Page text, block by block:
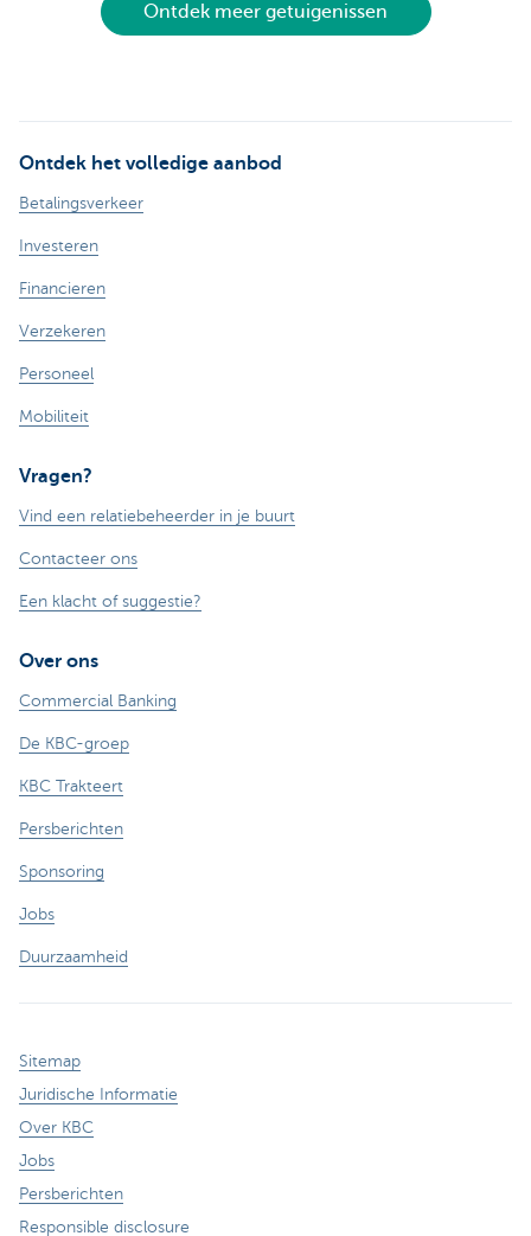
Ontdek meer getuigenissen
Ontdek het volledige aanbod
Betalingsverkeer
Investeren
Financieren
Verzekeren
Personeel
Mobiliteit
Vragen?
Vind een relatiebeheerder in je buurt
Contacteer ons
Een klacht of suggestie?
Over ons
Commercial Banking
De KBC-groep
KBC Trakteert
Persberichten
Sponsoring
Jobs
Duurzaamheid
Sitemap
Juridische Informatie
Over KBC
Jobs
Persberichten
Responsible disclosure